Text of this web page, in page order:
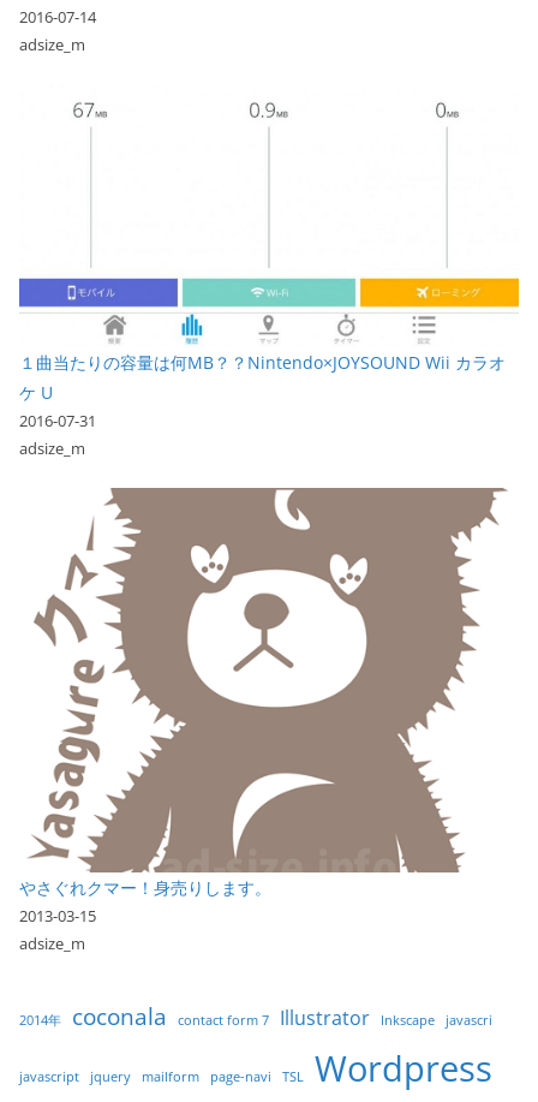
2016-07-14
adsize_m
１曲当たりの容量は何MB？？Nintendo×JOYSOUND Wii カラオ
ケ U
2016-07-31
adsize_m
やさぐれクマー！身売りします。
2013-03-15
adsize_m
2014年 coconala contact form 7 Illustrator Inkscape javascri
javascript jquery mailform page-navi TSL Wordpress